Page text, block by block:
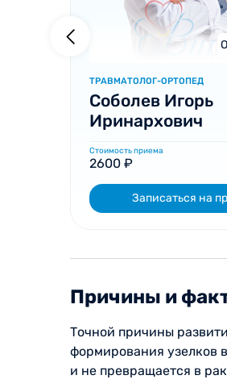
ТРАВМАТОЛОГ-ОРТОПЕД
Соболев Игорь
Иринархович
Стоимость приема
2600 ₽
Записаться на
Причины и
Точной причины
формирования узелков
и не превращается в